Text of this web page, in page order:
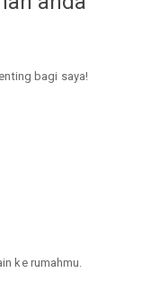
bagi saya!
ke rumahmu.